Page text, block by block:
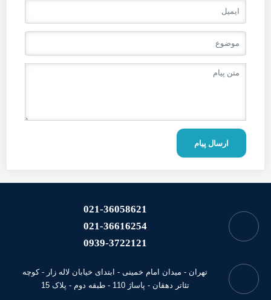
ارسال پیام
021-36058621
021-36616254
0939-3722121
تهران - میدان امام خمینی - ابتدای خیابان لاله زار - کوچه
تئاتر دهقان - پاساژ 110 - طبقه دوم - پلاک 15